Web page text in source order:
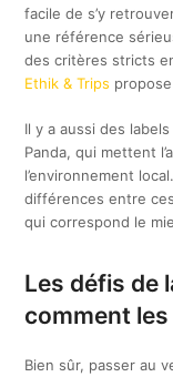
facile de s’y
une référence
des critères stricts
Ethik & Trips
Il y a aussi des
Panda, qui mettent
l’environnement
différences entre
qui correspond le
Les défis de
comment
Bien sûr, passer au